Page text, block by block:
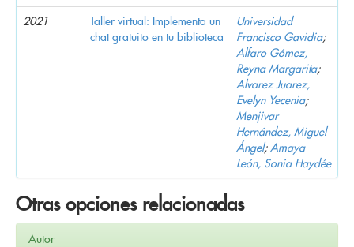
2021
Taller virtual: Implementa un
chat gratuito en tu biblioteca
Universidad
Francisco Gavidia;
Alfaro Gómez,
Reyna Margarita;
Alvarez Juarez,
Evelyn Yecenia;
Menjivar
Hernández, Miguel
Ángel; Amaya
León, Sonia Haydée
Otras opciones relacionadas
Autor